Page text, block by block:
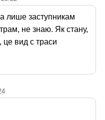
лише заступникам
не знаю. Як стану,
це вид с траси